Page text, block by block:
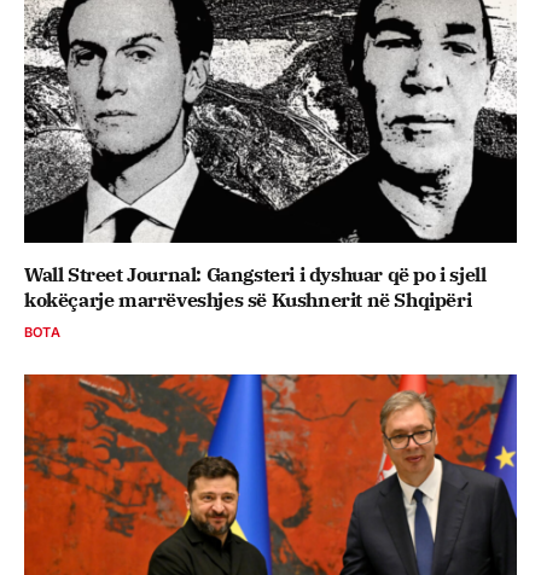
Wall Street Journal: Gangsteri i dyshuar që po i sjell
kokëçarje marrëveshjes së Kushnerit në Shqipëri
BOTA